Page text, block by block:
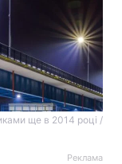
ще в 2014 році /
Реклама